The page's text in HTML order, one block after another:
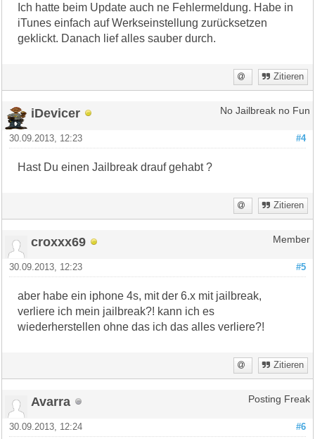
Ich hatte beim Update auch ne Fehlermeldung. Habe in
iTunes einfach auf Werkseinstellung zurücksetzen
geklickt. Danach lief alles sauber durch.
Zitieren
iDevicer No Jailbreak no Fun
#4
30.09.2013, 12:23
Hast Du einen Jailbreak drauf gehabt ?
Zitieren
croxxx69 Member
#5
30.09.2013, 12:23
aber habe ein iphone 4s, mit der 6.x mit jailbreak,
verliere ich mein jailbreak?! kann ich es
wiederherstellen ohne das ich das alles verliere?!
Zitieren
Avarra Posting Freak
#6
30.09.2013, 12:24